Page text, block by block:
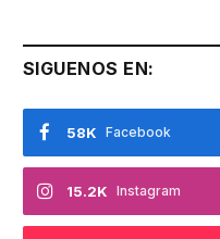
SIGUENOS EN:
Facebook
58K
Instagram
15.2K